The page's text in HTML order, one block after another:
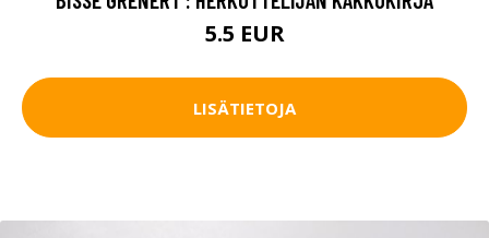
5.5 EUR
LISÄTIETOJA